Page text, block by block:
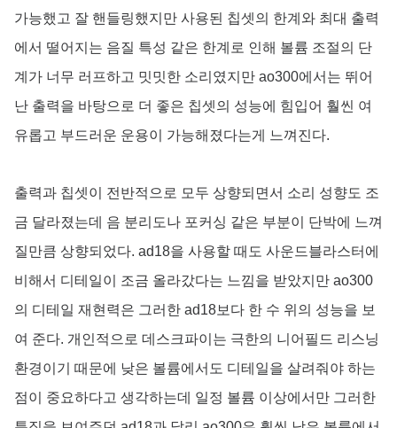
가능했고 잘 핸들링했지만 사용된 칩셋의 한계와 최대 출력
에서 떨어지는 음질 특성 같은 한계로 인해 볼륨 조절의 단
계가 너무 러프하고 밋밋한 소리였지만 ao300에서는 뛰어
난 출력을 바탕으로 더 좋은 칩셋의 성능에 힘입어 훨씬 여
유롭고 부드러운 운용이 가능해졌다는게 느껴진다.
출력과 칩셋이 전반적으로 모두 상향되면서 소리 성향도 조
금 달라졌는데 음 분리도나 포커싱 같은 부분이 단박에 느껴
질만큼 상향되었다. ad18을 사용할 때도 사운드블라스터에
비해서 디테일이 조금 올라갔다는 느낌을 받았지만 ao300
의 디테일 재현력은 그러한 ad18보다 한 수 위의 성능을 보
여 준다. 개인적으로 데스크파이는 극한의 니어필드 리스닝
환경이기 때문에 낮은 볼륨에서도 디테일을 살려줘야 하는
점이 중요하다고 생각하는데 일정 볼륨 이상에서만 그러한